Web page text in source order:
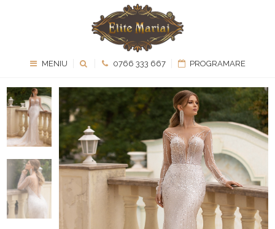
MENIU 0766 333 667 PROGRAMARE